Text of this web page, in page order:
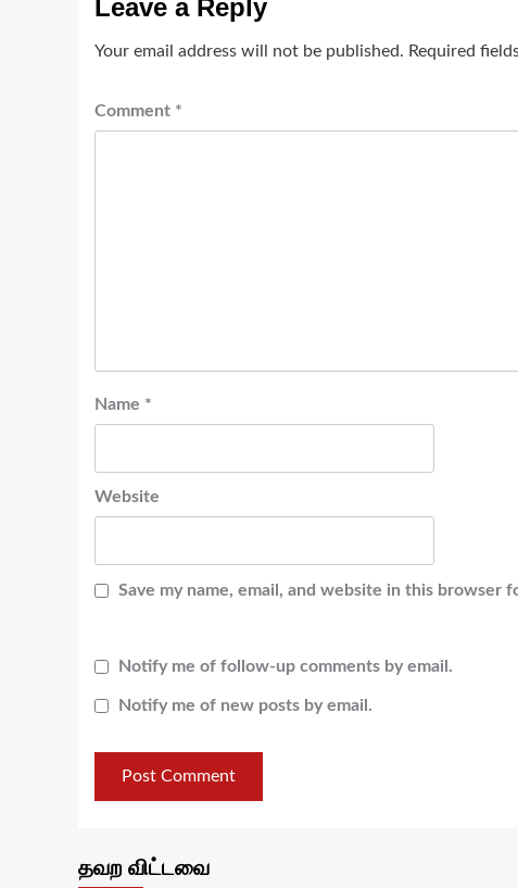
Leave a Reply
Your email address will not be published. Required
Comment *
Name *
Website
Save my name, email, and website in this browser
Notify me of follow-up comments by email.
Notify me of new posts by email.
தவற விட்டவை